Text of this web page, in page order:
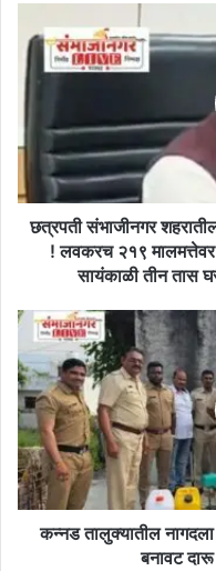
संभाजीनगर
शहरातील
मालमत्ता
थकवणाऱ्यांची
झोप
उडणार
!
लवकरच
कारवाई,
सकाळी
तीन
तास
व
सायंकाळी
तीन
तास
घरी
जावून
छत्रपती संभाजीनगर
! लवकरच २१९ मालमत्तेवर
सायंकाळी तीन तास
कन्नड
तालुक्यातील
नागदला
राज्य
उत्पादन
शुल्क
विभागाची
छापेमारी,
बनावट
कन्नड तालुक्यातील नागदला
बनावट